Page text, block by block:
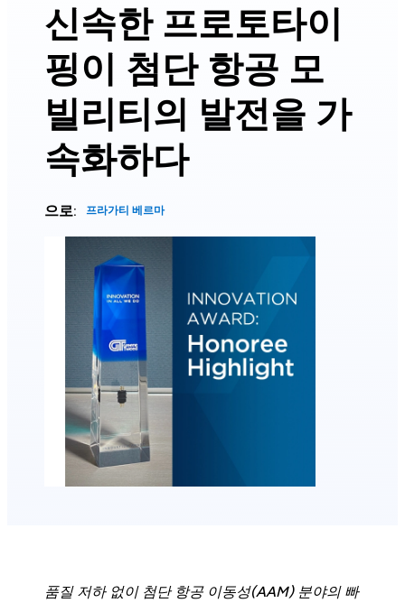
신속한 프로토타이
핑이 첨단 항공 모
빌리티의 발전을 가
속화하다
으로: 프라가티 베르마
품질 저하 없이 첨단 항공 이동성(AAM) 분야의 빠